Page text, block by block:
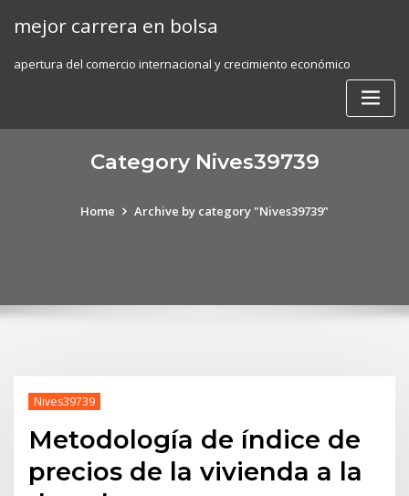
mejor carrera en bolsa
apertura del comercio internacional y crecimiento económico
Category Nives39739
Home Archive by category "Nives39739"
Nives39739
Metodología de índice de
precios de la vivienda a la